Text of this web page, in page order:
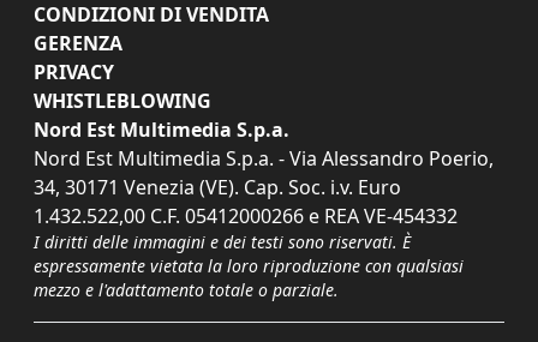
CONDIZIONI DI VENDITA
GERENZA
PRIVACY
WHISTLEBLOWING
Nord Est Multimedia S.p.a.
Nord Est Multimedia S.p.a. - Via Alessandro Poerio,
34, 30171 Venezia (VE). Cap. Soc. i.v. Euro
1.432.522,00 C.F. 05412000266 e REA VE-454332
I diritti delle immagini e dei testi sono riservati. È
espressamente vietata la loro riproduzione con qualsiasi
mezzo e l'adattamento totale o parziale.